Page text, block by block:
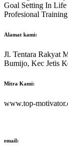
Goal Setting In
Profesional
Alamat kami:
Jl. Tentara Rakyat
Bumijo, Kec Jetis
Mitra Kami:
www.top-
email: